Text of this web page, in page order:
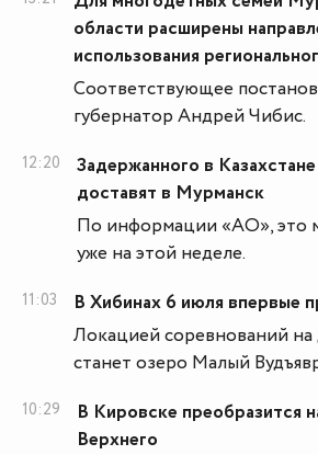
области расширены
использования
Соответствующее
губернатор Андрей Чибис.
12:20
Задержанного в
доставят в Мурманск
По информации «АО», это
уже на этой неделе.
11:03
В Хибинах 6 июля впервые
Локацией соревнований на
станет озеро Малый
10:29
В Кировске преобразится
Верхнего